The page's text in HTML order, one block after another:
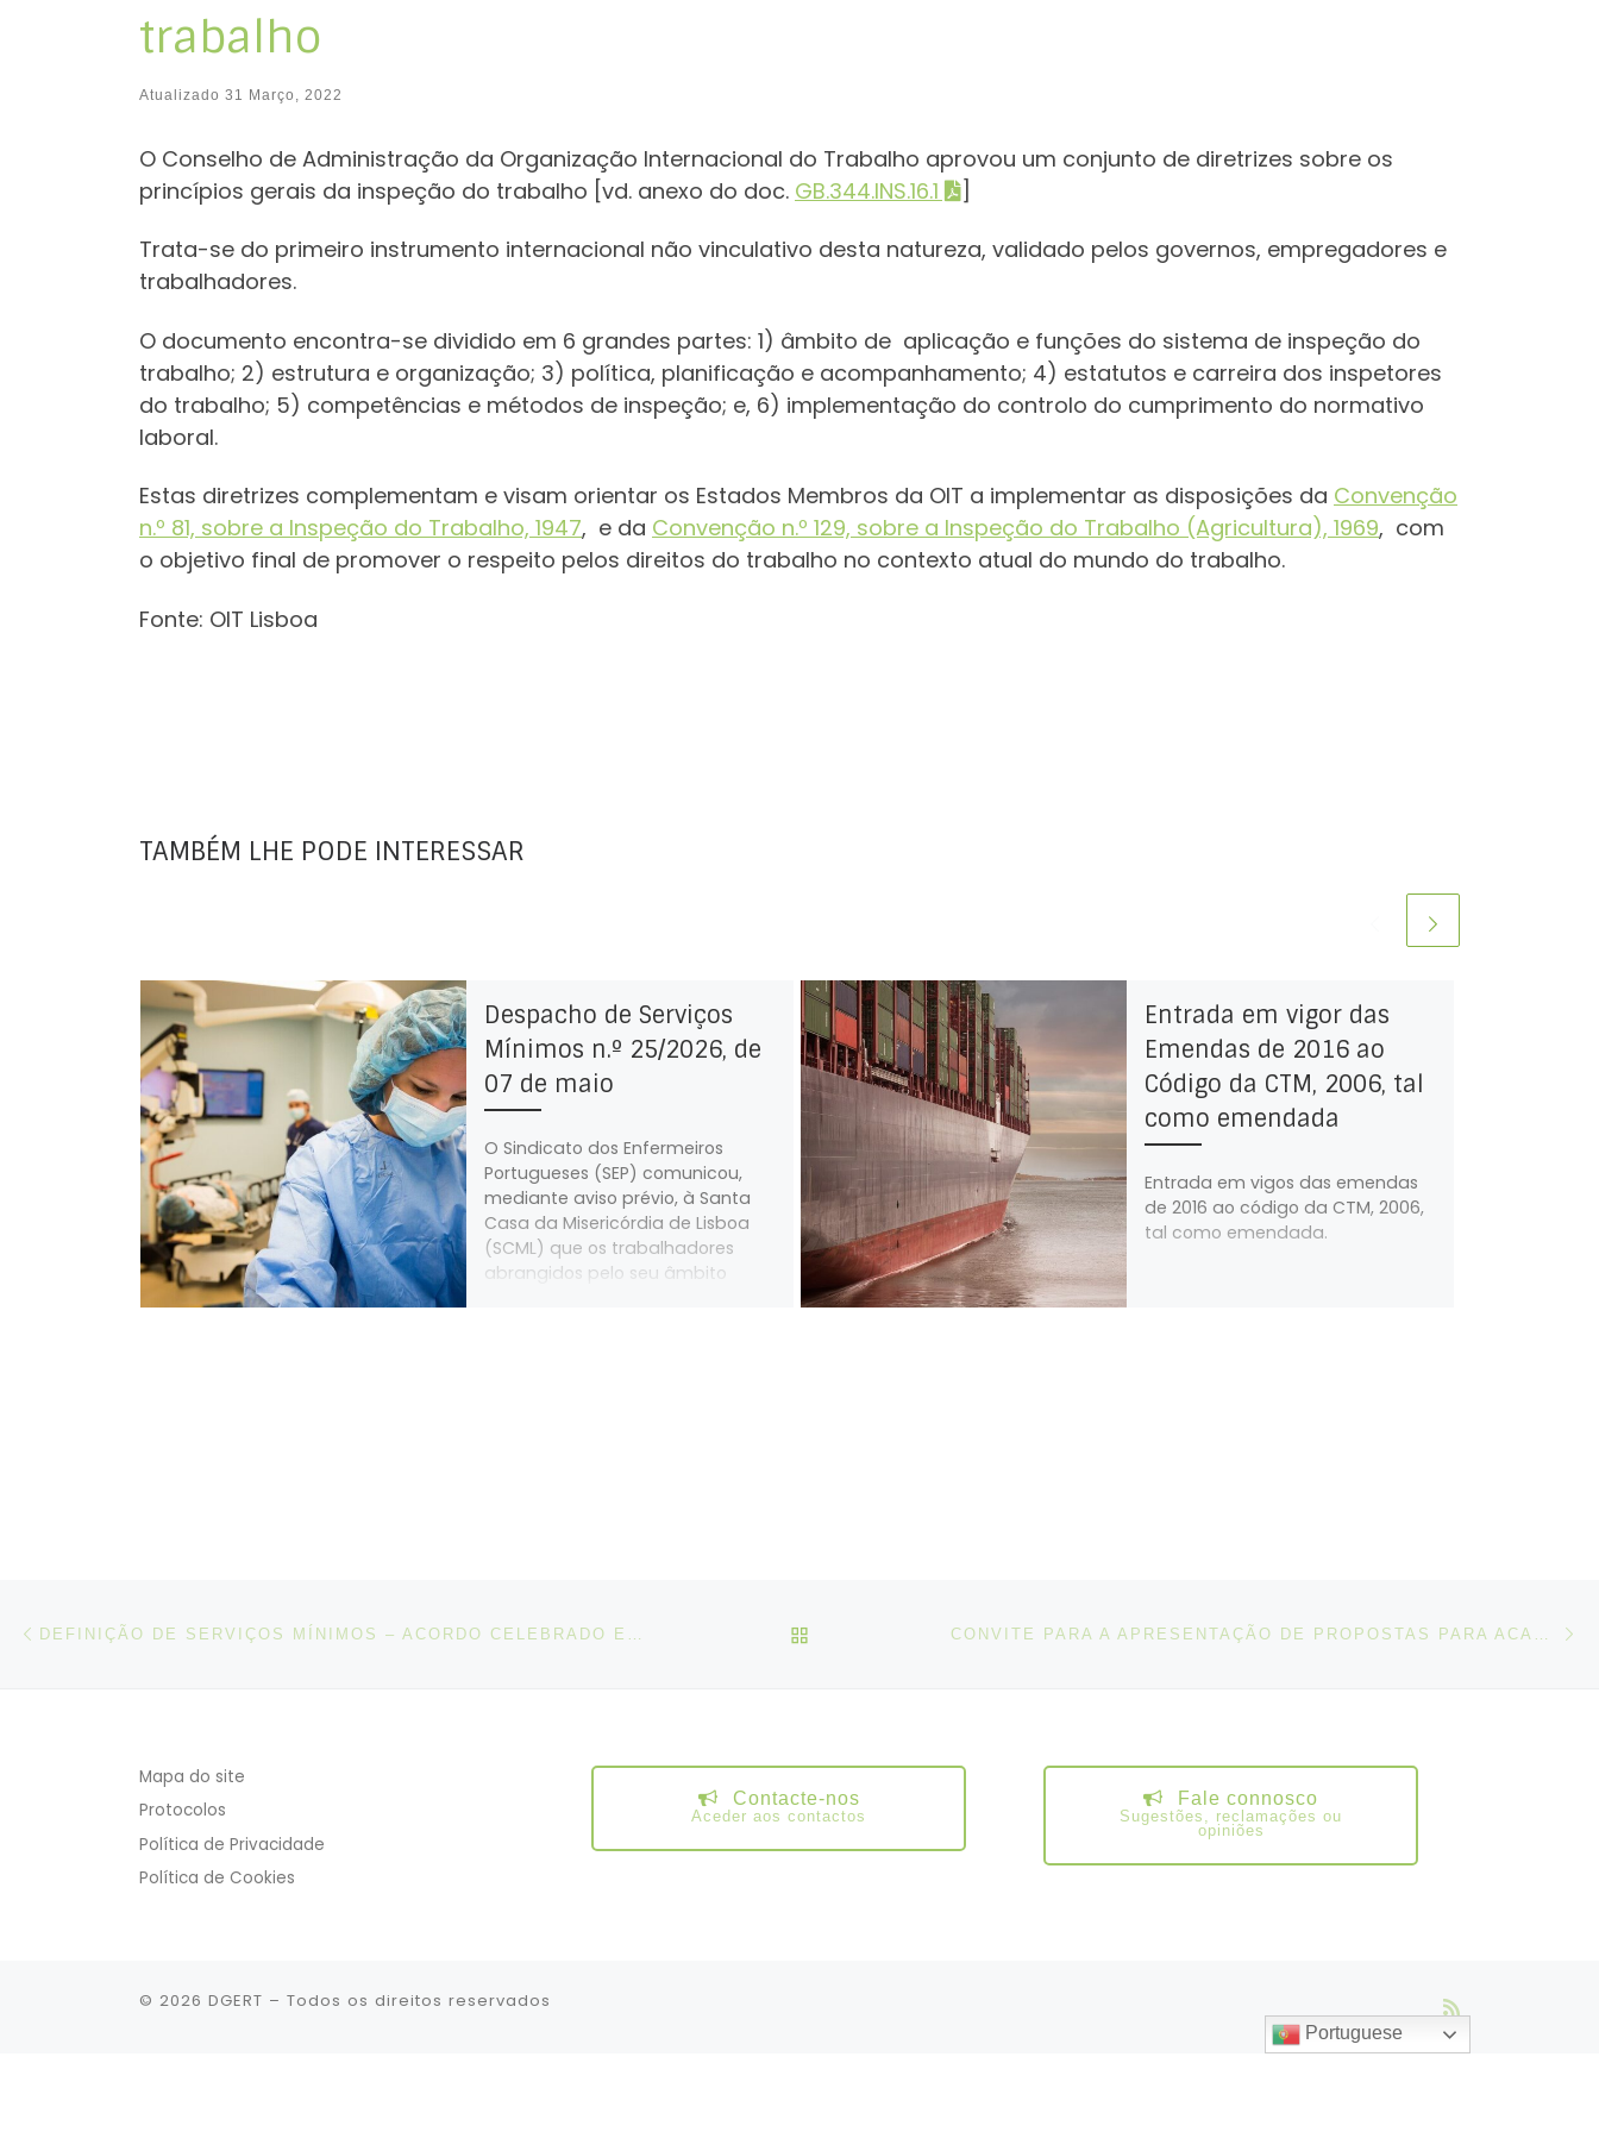
trabalho
Atualizado 31 Março, 2022
O Conselho de Administração da Organização Internacional do Trabalho aprovou um conjunto de diretrizes sobre os
princípios gerais da inspeção do trabalho [vd. anexo do doc. GB.344.INS.16.1
]
Trata-se do primeiro instrumento internacional não vinculativo desta natureza, validado pelos governos, empregadores e
trabalhadores.
O documento encontra-se dividido em 6 grandes partes: 1) âmbito de aplicação e funções do sistema de inspeção do
trabalho; 2) estrutura e organização; 3) política, planificação e acompanhamento; 4) estatutos e carreira dos inspetores
do trabalho; 5) competências e métodos de inspeção; e, 6) implementação do controlo do cumprimento do normativo
laboral.
Estas diretrizes complementam e visam orientar os Estados Membros da OIT a implementar as disposições da Convenção
n.º 81, sobre a Inspeção do Trabalho, 1947, e da Convenção n.º 129, sobre a Inspeção do Trabalho (Agricultura), 1969, com
o objetivo final de promover o respeito pelos direitos do trabalho no contexto atual do mundo do trabalho.
Fonte: OIT Lisboa
TAMBÉM LHE PODE INTERESSAR
Despacho de Serviços
Mínimos n.º 25/2026, de
07 de maio
O Sindicato dos Enfermeiros
Portugueses (SEP) comunicou,
mediante aviso prévio, à Santa
Casa da Misericórdia de Lisboa
(SCML) que os trabalhadores
abrangidos pelo seu âmbito
Entrada em vigor das
Emendas de 2016 ao
Código da CTM, 2006, tal
como emendada
Entrada em vigos das emendas
de 2016 ao código da CTM, 2006,
tal como emendada.
Post navigation VOLTAR À LISTA DE ARTIGOS
Mapa do site
Protocolos
Política de Privacidade
Política de Cookies
Contacte-nos
Aceder aos contactos
Fale connosco
Sugestões, reclamações ou
opiniões
© 2026 DGERT – Todos os direitos reservados
Portuguese